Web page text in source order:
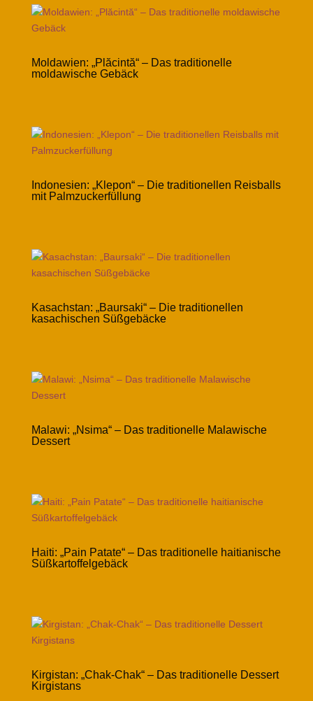
Moldawien: „Plăcintă“ – Das traditionelle
moldawische Gebäck
Indonesien: „Klepon“ – Die traditionellen Reisballs
mit Palmzuckerfüllung
Kasachstan: „Baursaki“ – Die traditionellen
kasachischen Süßgebäcke
Malawi: „Nsima“ – Das traditionelle Malawische
Dessert
Haiti: „Pain Patate“ – Das traditionelle haitianische
Süßkartoffelgebäck
Kirgistan: „Chak-Chak“ – Das traditionelle Dessert
Kirgistans